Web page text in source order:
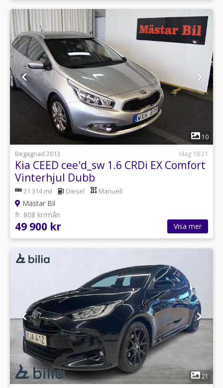
1
10
Begagnad 2013
Idag 18:21
Kia CEED cee'd_sw 1.6 CRDi EX Comfort
Vinterhjul Dubb
21 314 mil Diesel Manuell
Mästar Bil
fr. 808 kr/mån
49 900 kr Visa mer
1
21